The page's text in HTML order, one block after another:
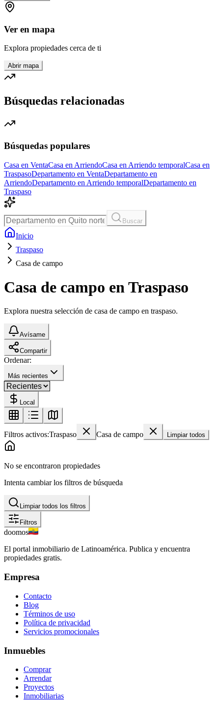
Ver en mapa
Explora propiedades cerca de ti
Abrir mapa
Búsquedas relacionadas
Búsquedas populares
Casa en VentaCasa en ArriendoCasa en Arriendo temporalCasa en
TraspasoDepartamento en VentaDepartamento en
ArriendoDepartamento en Arriendo temporalDepartamento en
Traspaso
Buscar
Inicio
Traspaso
Casa de campo
Casa de campo en Traspaso
Explora nuestra selección de casa de campo en traspaso.
Avísame
Compartir
Ordenar:
Más recientes
Local
Filtros activos:Traspaso Casa de campo Limpiar todos
No se encontraron propiedades
Intenta cambiar los filtros de búsqueda
Limpiar todos los filtros
Filtros
doomos
El portal inmobiliario de Latinoamérica. Publica y encuentra
propiedades gratis.
Empresa
Contacto
Blog
Términos de uso
Política de privacidad
Servicios promocionales
Inmuebles
Comprar
Arrendar
Proyectos
Inmobiliarias